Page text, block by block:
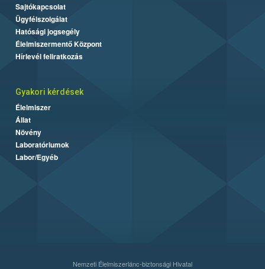
Sajtókapcsolat
Ügyfélszolgálat
Hatósági jogsegély
Élelmiszermentő Központ
Hírlevél feliratkozás
Gyakori kérdések
Élelmiszer
Állat
Növény
Laboratóriumok
Labor/Egyéb
Nemzeti Élelmiszerlánc-biztonsági Hivatal